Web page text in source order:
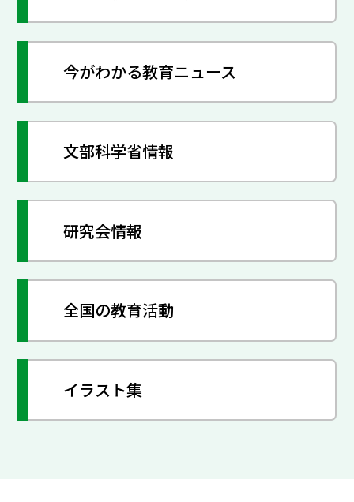
今がわかる教育ニュース
文部科学省情報
研究会情報
全国の教育活動
イラスト集